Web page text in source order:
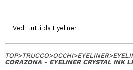
Vedi tutti da Eyeliner
TOP>TRUCCO>OCCHI>EYELINER>
CORAZONA - EYELINER CRYSTAL INK